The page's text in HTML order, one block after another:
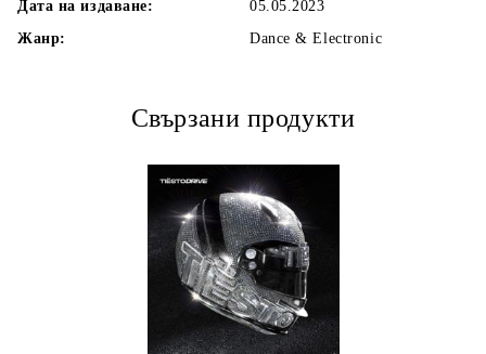
Дата на издаване:
05.05.2023
Жанр:
Dance & Electronic
Свързани продукти